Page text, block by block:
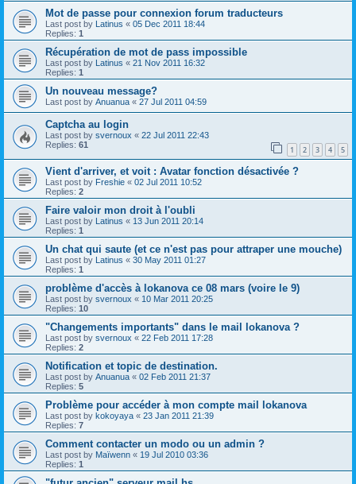
Mot de passe pour connexion forum traducteurs
Last post by Latinus « 05 Dec 2011 18:44
Replies: 1
Récupération de mot de pass impossible
Last post by Latinus « 21 Nov 2011 16:32
Replies: 1
Un nouveau message?
Last post by Anuanua « 27 Jul 2011 04:59
Captcha au login
Last post by svernoux « 22 Jul 2011 22:43
Replies: 61 1 2 3 4 5
Vient d'arriver, et voit : Avatar fonction désactivée ?
Last post by Freshie « 02 Jul 2011 10:52
Replies: 2
Faire valoir mon droit à l'oubli
Last post by Latinus « 13 Jun 2011 20:14
Replies: 1
Un chat qui saute (et ce n'est pas pour attraper une mouche)
Last post by Latinus « 30 May 2011 01:27
Replies: 1
problème d'accès à lokanova ce 08 mars (voire le 9)
Last post by svernoux « 10 Mar 2011 20:25
Replies: 10
"Changements importants" dans le mail lokanova ?
Last post by svernoux « 22 Feb 2011 17:28
Replies: 2
Notification et topic de destination.
Last post by Anuanua « 02 Feb 2011 21:37
Replies: 5
Problème pour accéder à mon compte mail lokanova
Last post by kokoyaya « 23 Jan 2011 21:39
Replies: 7
Comment contacter un modo ou un admin ?
Last post by Maïwenn « 19 Jul 2010 03:36
Replies: 1